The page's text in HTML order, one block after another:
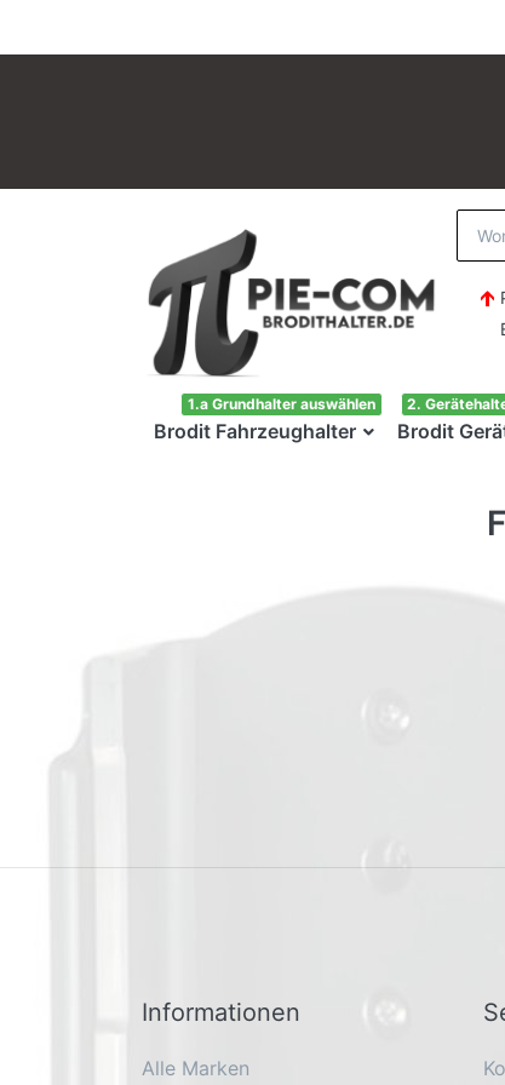
Brodit Fahrzeughalter
1.a Grundhalter auswählen
Brodit
2.
Informationen
Alle Marken